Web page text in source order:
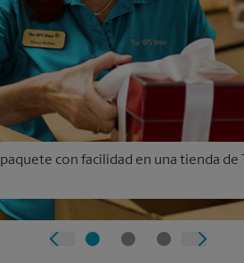
Impresión de Carteles
Impresión de Letreros
con facilidad en una tienda de